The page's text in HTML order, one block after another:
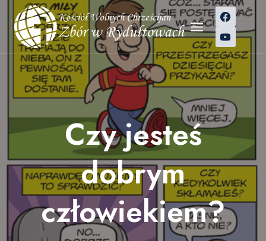
Przejdź
treści
Czy jesteś
dobrym
człowiekiem?